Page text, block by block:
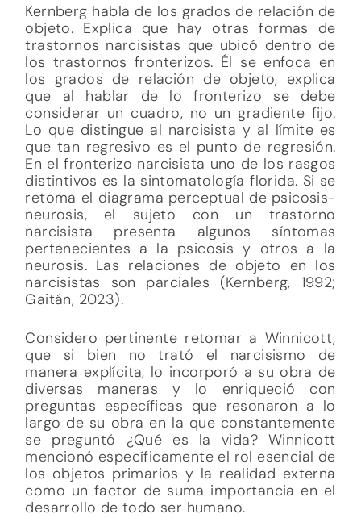
Kernberg habla de los grados de relación de
objeto. Explica que hay otras formas de
trastornos narcisistas que ubicó dentro de
los trastornos fronterizos. Él se enfoca en
los grados de relación de objeto, explica
que al hablar de lo fronterizo se debe
considerar un cuadro, no un gradiente fijo.
Lo que distingue al narcisista y al límite es
que tan regresivo es el punto de regresión.
En el fronterizo narcisista uno de los rasgos
distintivos es la sintomatología florida. Si se
retoma el diagrama perceptual de psicosis-
neurosis, el sujeto con un trastorno
narcisista presenta algunos síntomas
pertenecientes a la psicosis y otros a la
neurosis. Las relaciones de objeto en los
narcisistas son parciales (Kernberg, 1992;
Gaitán, 2023).
Considero pertinente retomar a Winnicott,
que si bien no trató el narcisismo de
manera explícita, lo incorporó a su obra de
diversas maneras y lo enriqueció con
preguntas específicas que resonaron a lo
largo de su obra en la que constantemente
se preguntó ¿Qué es la vida? Winnicott
mencionó específicamente el rol esencial de
los objetos primarios y la realidad externa
como un factor de suma importancia en el
desarrollo de todo ser humano.